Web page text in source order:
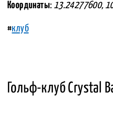
Координаты: 13.24277600,
#клуб
Гольф-клуб Crystal